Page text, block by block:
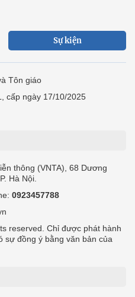
Sự kiện
Tôn giáo
cấp ngày 17/10/2025
thông (VNTA), 68 Dương
Hà Nội.
0923457788
reserved. Chỉ được phát hành
sự đồng ý bằng văn bản của